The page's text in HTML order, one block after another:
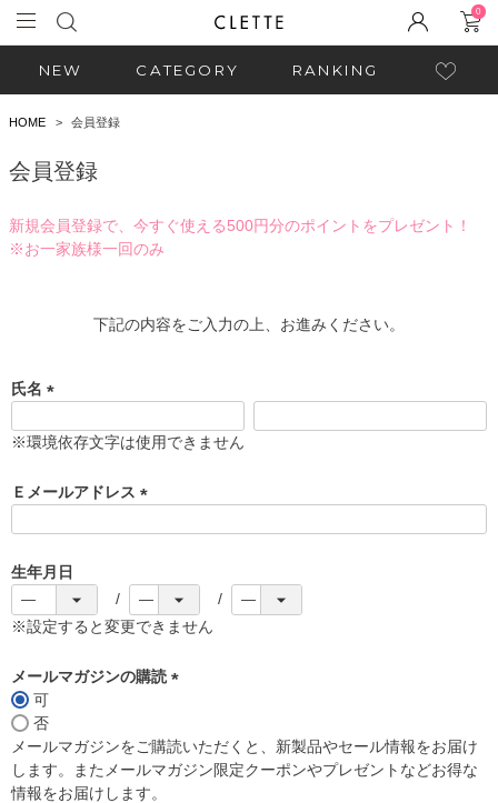
0
NEW CATEGORY RANKING
HOME 会員登録
会員登録
新規会員登録で、今すぐ使える500円分のポイントをプレゼント！
※お一家族様一回のみ
下記の内容をご入力の上、お進みください。
氏名
必
)
※環境依存文字は使用できません
Ｅメールアドレス
)
生年月日
※設定すると変更できません
メールマガジンの購読
須
)
可
否
メールマガジンをご購読いただくと、新製品やセール情報をお届け
します。またメールマガジン限定クーポンやプレゼントなどお得な
情報をお届けします。